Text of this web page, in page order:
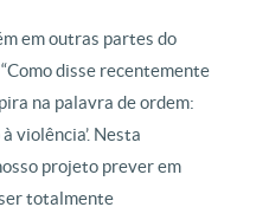
em outras partes do
disse recentemente
na palavra de ordem:
violência’. Nesta
projeto prever em
totalmente